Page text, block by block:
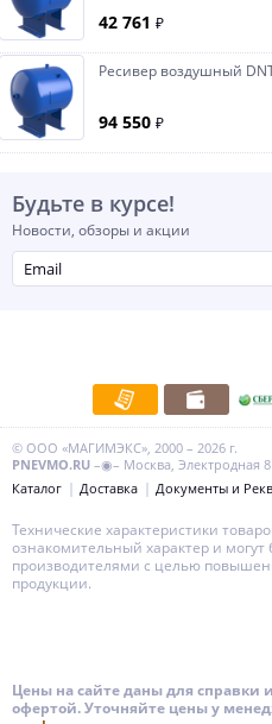
42 761 ₽
Ресивер воздушный
94 550 ₽
Будьте в курсе!
Новости, обзоры и акции
© ООО «МАГИМЭКС», 2000 – 2026 г.
PNEVMO.RU –◉– Москва, Электродная
Каталог
Доставка Документы и
Технические характеристики
ознакомительный характер и
производителями с целью
продукции.
Цены на сайте даны для справки
офертой. Уточняйте цены у